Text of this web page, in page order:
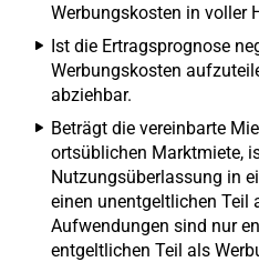
Werbungskosten in voller
Ist die Ertragsprognose
Werbungskosten
abziehbar.
Beträgt die vereinbarte
ortsüblichen Marktmiete,
Nutzungsüberlassung in
einen unentgeltlichen Teil
Aufwendungen sind nur
entgeltlichen Teil als